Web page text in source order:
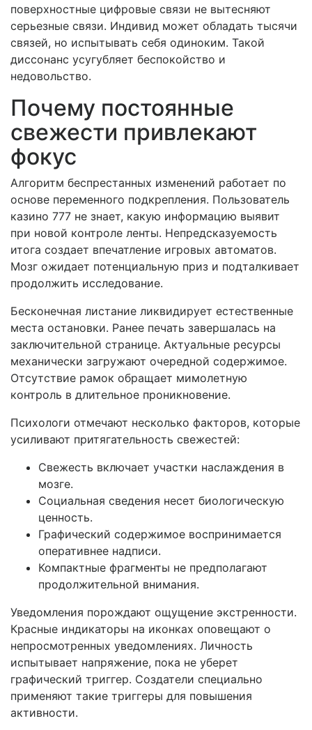
поверхностные цифровые связи не вытесняют
серьезные связи. Индивид может обладать тысячи
связей, но испытывать себя одиноким. Такой
диссонанс усугубляет беспокойство и
недовольство.
Почему постоянные
свежести привлекают
фокус
Алгоритм беспрестанных изменений работает по
основе переменного подкрепления. Пользователь
казино 777 не знает, какую информацию выявит
при новой контроле ленты. Непредсказуемость
итога создает впечатление игровых автоматов.
Мозг ожидает потенциальную приз и подталкивает
продолжить исследование.
Бесконечная листание ликвидирует естественные
места остановки. Ранее печать завершалась на
заключительной странице. Актуальные ресурсы
механически загружают очередной содержимое.
Отсутствие рамок обращает мимолетную
контроль в длительное проникновение.
Психологи отмечают несколько факторов, которые
усиливают притягательность свежестей:
Свежесть включает участки наслаждения в
мозге.
Социальная сведения несет биологическую
ценность.
Графический содержимое воспринимается
оперативнее надписи.
Компактные фрагменты не предполагают
продолжительной внимания.
Уведомления порождают ощущение экстренности.
Красные индикаторы на иконках оповещают о
непросмотренных уведомлениях. Личность
испытывает напряжение, пока не уберет
графический триггер. Создатели специально
применяют такие триггеры для повышения
активности.